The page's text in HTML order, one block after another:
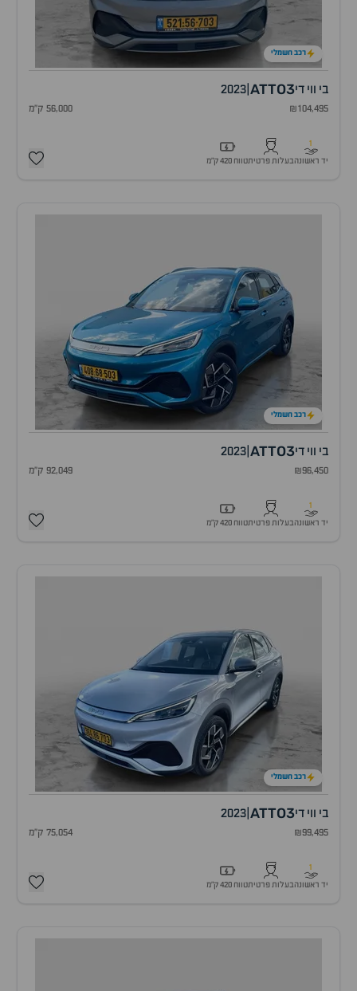
רכב חשמלי
בי ווי דיATTO3
2023
₪104,495 56,000 ק"מ
1
יד ראשונהבעלות פרטיתטווח 420 ק״מ
רכב חשמלי
בי ווי דיATTO3
2023
₪96,450 92,049 ק"מ
1
יד ראשונהבעלות פרטיתטווח 420 ק״מ
רכב חשמלי
בי ווי דיATTO3
2023
₪99,495 75,054 ק"מ
1
יד ראשונהבעלות פרטיתטווח 420 ק״מ